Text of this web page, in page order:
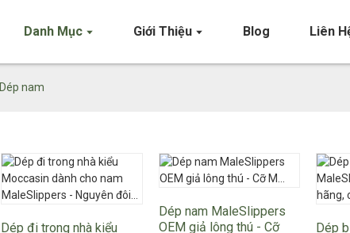
Danh Mục Giới Thiệu Blog Liên
Dép nam
Dép đi trong nhà kiểu
Dép nam MaleSlippers
OEM giả lông thú - Cỡ
Dép